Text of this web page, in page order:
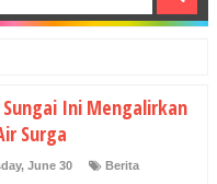
Sungai Ini Mengalirkan
Surga
June 30 Berita